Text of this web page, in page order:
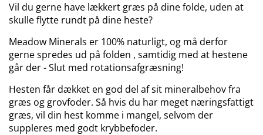
Vil du gerne have lækkert græs på dine folde, uden at
skulle flytte rundt på dine heste?
Meadow Minerals er 100% naturligt, og må derfor
gerne spredes ud på folden , samtidig med at hestene
går der - Slut med rotationsafgræsning!
Hesten får dækket en god del af sit mineralbehov fra
græs og grovfoder. Så hvis du har meget næringsfattigt
græs, vil din hest komme i mangel, selvom der
suppleres med godt krybbefoder.